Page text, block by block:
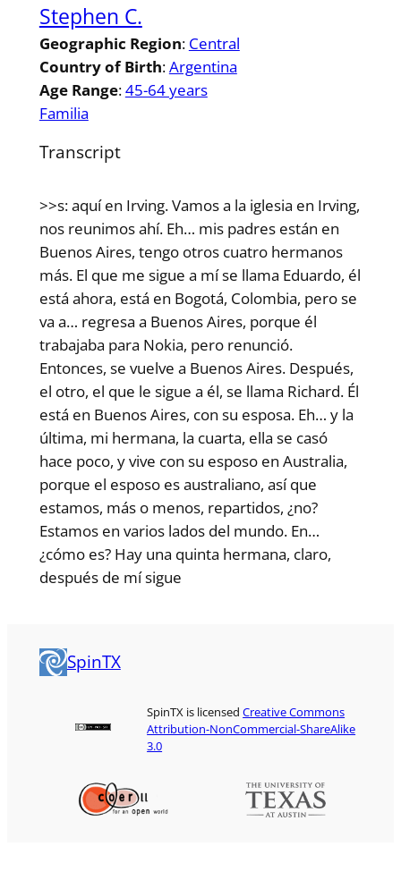
Stephen C.
Geographic Region: Central
Country of Birth:Argentina
Age Range:45-64 years
Familia
Transcript
>>s: aquí en Irving. Vamos a la iglesia en Irving,
nos reunimos ahí. Eh… mis padres están en
Buenos Aires, tengo otros cuatro hermanos
más. El que me sigue a mí se llama Eduardo, él
está ahora, está en Bogotá, Colombia, pero se
va a… regresa a Buenos Aires, porque él
trabajaba para Nokia, pero renunció.
Entonces, se vuelve a Buenos Aires. Después,
el otro, el que le sigue a él, se llama Richard. Él
está en Buenos Aires, con su esposa. Eh… y la
última, mi hermana, la cuarta, ella se casó
hace poco, y vive con su esposo en Australia,
porque el esposo es australiano, así que
estamos, más o menos, repartidos, ¿no?
Estamos en varios lados del mundo. En…
¿cómo es? Hay una quinta hermana, claro,
después de mí sigue
SpinTX
SpinTX is licensedCreative Commons
Attribution-NonCommercial-ShareAlike
3.0